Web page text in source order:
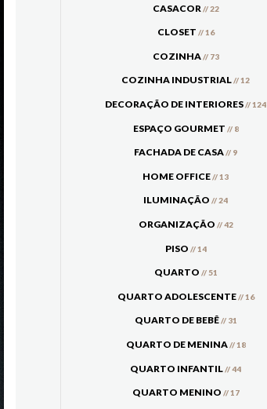
CASACOR // 22
CLOSET // 16
COZINHA// 73
COZINHA INDUSTRIAL// 12
DECORAÇÃO DE INTERIORES// 124
ESPAÇO GOURMET // 8
FACHADA DE CASA// 9
HOME OFFICE// 13
ILUMINAÇÃO// 24
ORGANIZAÇÃO // 42
PISO // 14
QUARTO // 51
QUARTO ADOLESCENTE// 16
QUARTO DE BEBÊ// 31
QUARTO DE MENINA// 18
QUARTO INFANTIL// 44
QUARTO MENINO // 17